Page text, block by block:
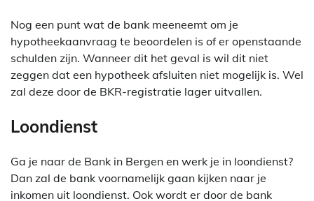
Nog een punt wat de bank meeneemt om je
hypotheekaanvraag te beoordelen is of er openstaande
schulden zijn. Wanneer dit het geval is wil dit niet
zeggen dat een hypotheek afsluiten niet mogelijk is. Wel
zal deze door de BKR-registratie lager uitvallen.
Loondienst
Ga je naar de Bank in Bergen en werk je in loondienst?
Dan zal de bank voornamelijk gaan kijken naar je
inkomen uit loondienst. Ook wordt er door de bank